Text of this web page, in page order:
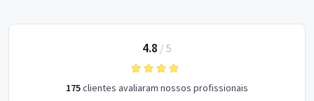
4.8 / 5
175clientes avaliaram nossos profissionais